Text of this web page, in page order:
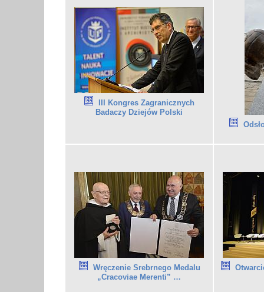
III Kongres Zagranicznych
Badaczy Dziejów Polski
Wręczenie Srebrnego Medalu
„Cracoviae Merenti” …